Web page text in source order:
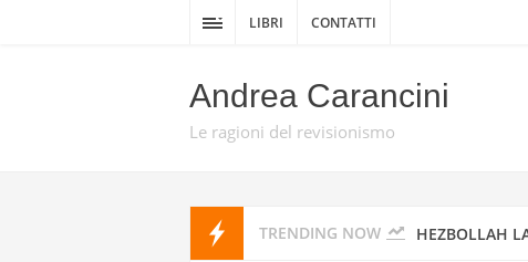
LIBRI CONTATTI
Andrea Carancini
Le ragioni del revisionismo
TRENDING NOW HEZBOLLAH